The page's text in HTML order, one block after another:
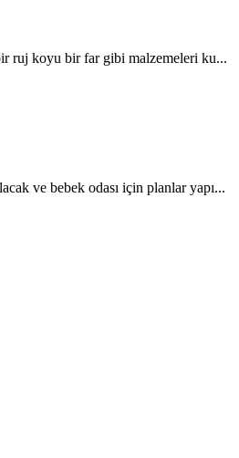
ruj koyu bir far gibi malzemeleri ku...
ve bebek odası için planlar yapı...